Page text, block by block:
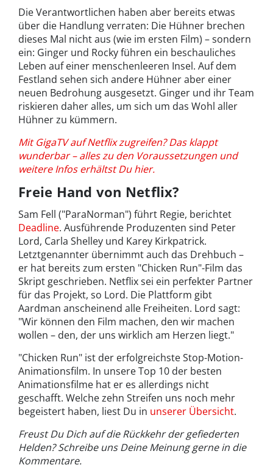
Die Verantwortlichen haben aber bereits etwas
über die Handlung verraten: Die Hühner brechen
dieses Mal nicht aus (wie im ersten Film) – sondern
ein: Ginger und Rocky führen ein beschauliches
Leben auf einer menschenleeren Insel. Auf dem
Festland sehen sich andere Hühner aber einer
neuen Bedrohung ausgesetzt. Ginger und ihr Team
riskieren daher alles, um sich um das Wohl aller
Hühner zu kümmern.
Mit GigaTV auf Netflix zugreifen? Das klappt
wunderbar – alles zu den Voraussetzungen und
weitere Infos erhältst Du hier.
Freie Hand von Netflix?
Sam Fell ("ParaNorman") führt Regie, berichtet
Deadline. Ausführende Produzenten sind Peter
Lord, Carla Shelley und Karey Kirkpatrick.
Letztgenannter übernimmt auch das Drehbuch –
er hat bereits zum ersten "Chicken Run"-Film das
Skript geschrieben. Netflix sei ein perfekter Partner
für das Projekt, so Lord. Die Plattform gibt
Aardman anscheinend alle Freiheiten. Lord sagt:
"Wir können den Film machen, den wir machen
wollen – den, der uns wirklich am Herzen liegt."
"Chicken Run" ist der erfolgreichste Stop-Motion-
Animationsfilm. In unsere Top 10 der besten
Animationsfilme hat er es allerdings nicht
geschafft. Welche zehn Streifen uns noch mehr
begeistert haben, liest Du in unserer Übersicht.
Freust Du Dich auf die Rückkehr der gefiederten
Helden? Schreibe uns Deine Meinung gerne in die
Kommentare.